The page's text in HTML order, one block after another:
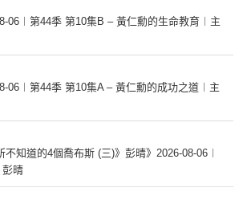
06︱第44季 第10集B – 黃仁勳的生命教育︱主
06︱第44季 第10集A – 黃仁勳的成功之道︱主
不知道的4個喬布斯 (三)》彭晴》2026-08-06︱
彭晴